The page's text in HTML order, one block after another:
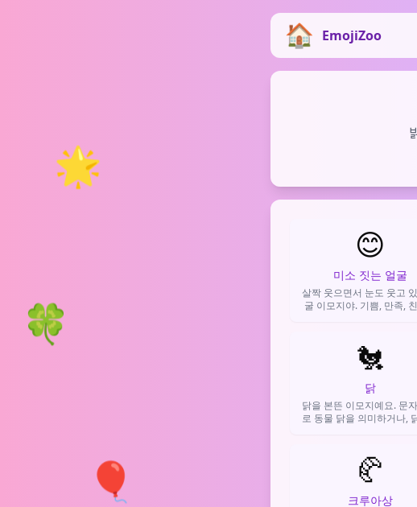
EmojiZoo
🌟
🎈
🍀
😊
미소 짓는 얼굴
살짝 웃으면서 눈도 웃고
굴 이모지야. 기쁨, 만족,
🐔
닭
닭을 본뜬 이모지예요. 문
로 동물 닭을 의미하거나,
현하는 데 쓰여요.
🥐
크루아상